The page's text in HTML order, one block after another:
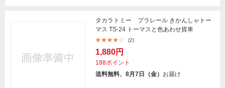
タカラトミー プラレール きかんしゃトー
マス TS-24 トーマスと色あわせ貨車
(2)
1,880円
188ポイント
送料無料、8月7日（金） お届け